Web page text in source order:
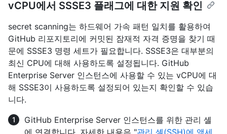
vCPU에서 SSSE3 플래그에 대한 지원 확인
secret scanning는 하드웨어 가속 패턴 일치를 활용하여
GitHub 리포지토리에 커밋된 잠재적 자격 증명을 찾기 때
문에 SSSE3 명령 세트가 필요합니다. SSSE3은 대부분의
최신 CPU에 대해 사용하도록 설정됩니다. GitHub
Enterprise Server 인스턴스에 사용할 수 있는 vCPU에 대
해 SSSE3이 사용하도록 설정되어 있는지 확인할 수 있습
니다.
GitHub Enterprise Server 인스턴스를 위한 관리 셸
에 연결합니다. 자세한 내용은 "관리 셸(SSH)에 액세